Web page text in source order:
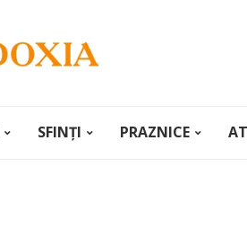
SFINȚI PRAZNICE